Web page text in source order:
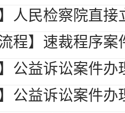
人民检察院直
程】速裁程序案
公益诉讼案件办
公益诉讼案件办